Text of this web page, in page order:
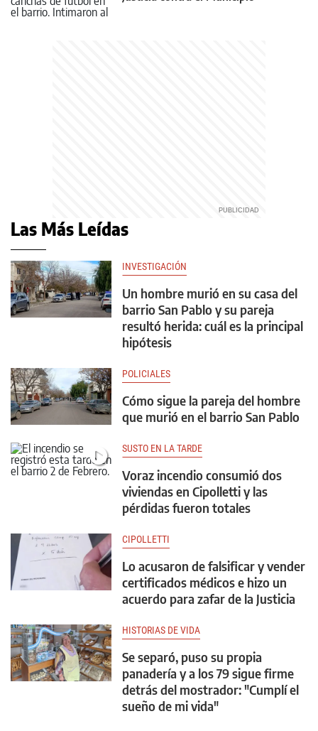
Las Más Leídas
INVESTIGACIÓN
Un hombre murió en su casa del
barrio San Pablo y su pareja
resultó herida: cuál es la principal
hipótesis
POLICIALES
Cómo sigue la pareja del hombre
que murió en el barrio San Pablo
SUSTO EN LA TARDE
Voraz incendio consumió dos
viviendas en Cipolletti y las
pérdidas fueron totales
CIPOLLETTI
Lo acusaron de falsificar y vender
certificados médicos e hizo un
acuerdo para zafar de la Justicia
HISTORIAS DE VIDA
Se separó, puso su propia
panadería y a los 79 sigue firme
detrás del mostrador: "Cumplí el
sueño de mi vida"